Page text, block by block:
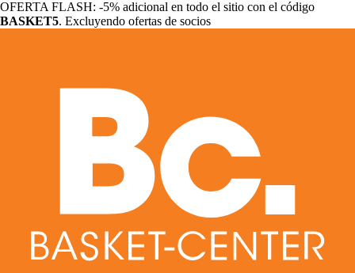
OFERTA FLASH: -5% adicional en todo el sitio con el código
BASKET5. Excluyendo ofertas de socios